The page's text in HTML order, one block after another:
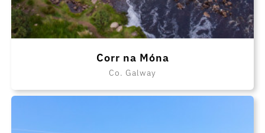
Corr na Móna
Co. Galway